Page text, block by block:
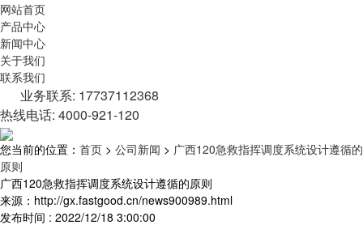
网站首页
产品中心
新闻中心
关于我们
联系我们
业务联系: 17737112368
热线电话: 4000-921-120
您当前的位置： 首页 > 公司新闻 > 广西120急救指挥调度系统设计遵循的
原则
广西120急救指挥调度系统设计遵循的原则
来源：http://gx.fastgood.cn/news900989.html
发布时间 : 2022/12/18 3:00:00